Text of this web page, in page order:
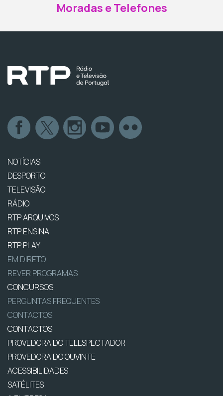
Moradas e Telefones
NOTÍCIAS
DESPORTO
TELEVISÃO
RÁDIO
RTP ARQUIVOS
RTP ENSINA
RTP PLAY
EM DIRETO
REVER PROGRAMAS
CONCURSOS
PERGUNTAS FREQUENTES
CONTACTOS
CONTACTOS
PROVEDORA DO TELESPECTADOR
PROVEDORA DO OUVINTE
ACESSIBILIDADES
SATÉLITES